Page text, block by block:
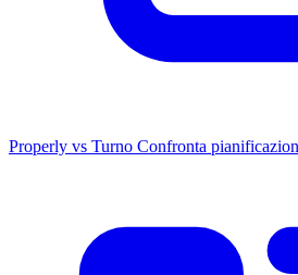
Properly vs Turno Confronta